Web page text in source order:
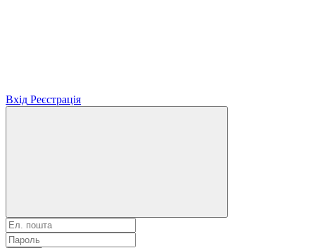
Вхід Реєстрація